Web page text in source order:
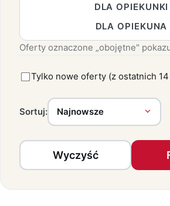
DLA OPIEKUNKI
DLA OPIEKUNA
Oferty oznaczone „obojętne"
Tylko nowe oferty (z ostatnich
Sortuj:
Wyczyść